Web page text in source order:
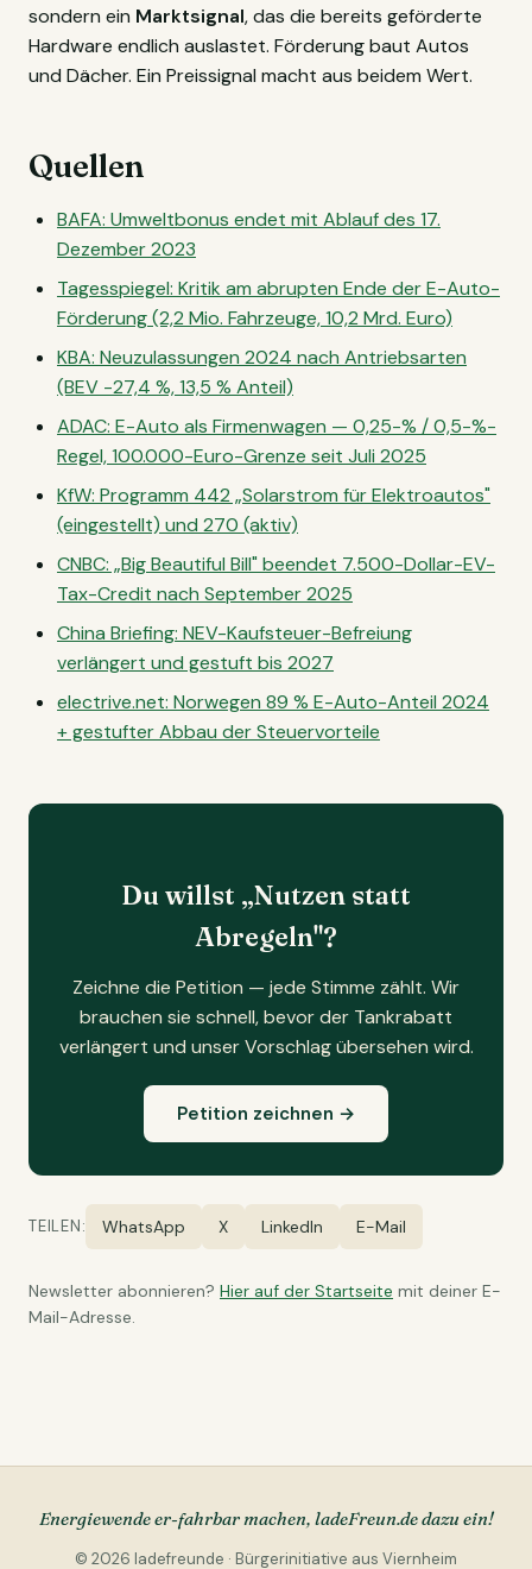
sondern ein Marktsignal, das die bereits geförderte
Hardware endlich auslastet. Förderung baut Autos
und Dächer. Ein Preissignal macht aus beidem Wert.
Quellen
BAFA: Umweltbonus endet mit Ablauf des 17.
Dezember 2023
Tagesspiegel: Kritik am abrupten Ende der E-Auto-
Förderung (2,2 Mio. Fahrzeuge, 10,2 Mrd. Euro)
KBA: Neuzulassungen 2024 nach Antriebsarten
(BEV -27,4 %, 13,5 % Anteil)
ADAC: E-Auto als Firmenwagen — 0,25-% / 0,5-%-
Regel, 100.000-Euro-Grenze seit Juli 2025
KfW: Programm 442 „Solarstrom für Elektroautos"
(eingestellt) und 270 (aktiv)
CNBC: „Big Beautiful Bill" beendet 7.500-Dollar-EV-
Tax-Credit nach September 2025
China Briefing: NEV-Kaufsteuer-Befreiung
verlängert und gestuft bis 2027
electrive.net: Norwegen 89 % E-Auto-Anteil 2024
+ gestufter Abbau der Steuervorteile
Du willst „Nutzen statt
Abregeln"?
Zeichne die Petition — jede Stimme zählt. Wir
brauchen sie schnell, bevor der Tankrabatt
verlängert und unser Vorschlag übersehen wird.
Petition zeichnen →
TEILEN: WhatsApp X LinkedIn E-Mail
Newsletter abonnieren? Hier auf der Startseite mit deiner E-
Mail-Adresse.
Energiewende er-fahrbar machen, ladeFreun.de dazu ein!
© 2026 ladefreunde · Bürgerinitiative aus Viernheim